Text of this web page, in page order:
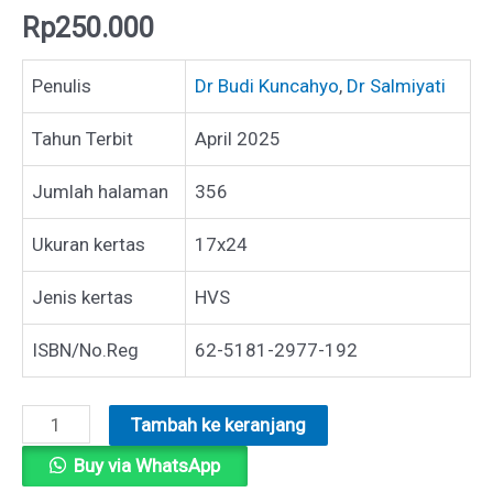
Rp250.000
Penulis Dr Budi Kuncahyo, Dr Salmiyati
Tahun Terbit April 2025
Jumlah halaman 356
Ukuran kertas 17x24
Jenis kertas HVS
ISBN/No.Reg 62-5181-2977-192
Kuantitas
PEMODELAN
PERSAMAAN
Tambah ke keranjang
Buy via WhatsApp